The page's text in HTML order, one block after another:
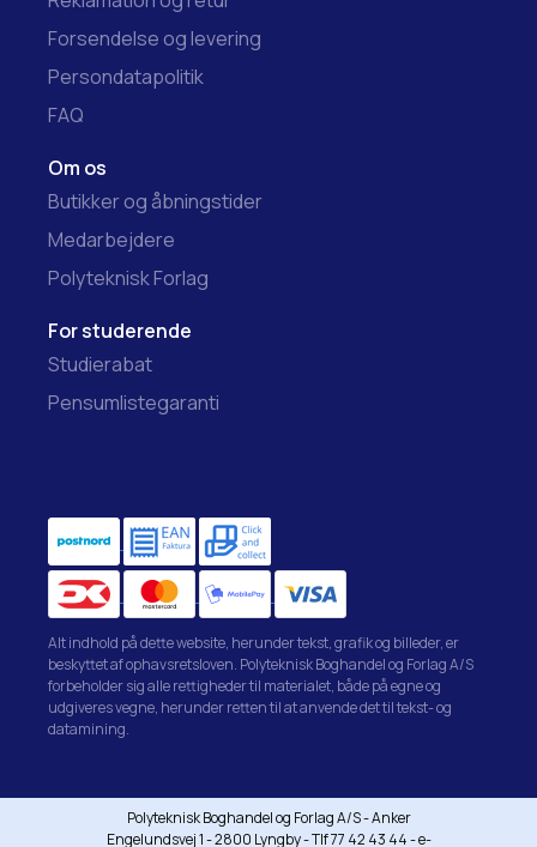
Forsendelse og levering
Persondatapolitik
FAQ
Om os
Butikker og åbningstider
Medarbejdere
Polyteknisk Forlag
For studerende
Studierabat
Pensumlistegaranti
Alt indhold på dette website, herunder tekst, grafik og billeder, er
beskyttet af ophavsretsloven. Polyteknisk Boghandel og Forlag A/S
forbeholder sig alle rettigheder til materialet, både på egne og
udgiveres vegne, herunder retten til at anvende det til tekst- og
datamining.
Polyteknisk Boghandel og Forlag A/S - Anker
Engelundsvej 1 - 2800 Lyngby - Tlf 77 42 43 44 - e-